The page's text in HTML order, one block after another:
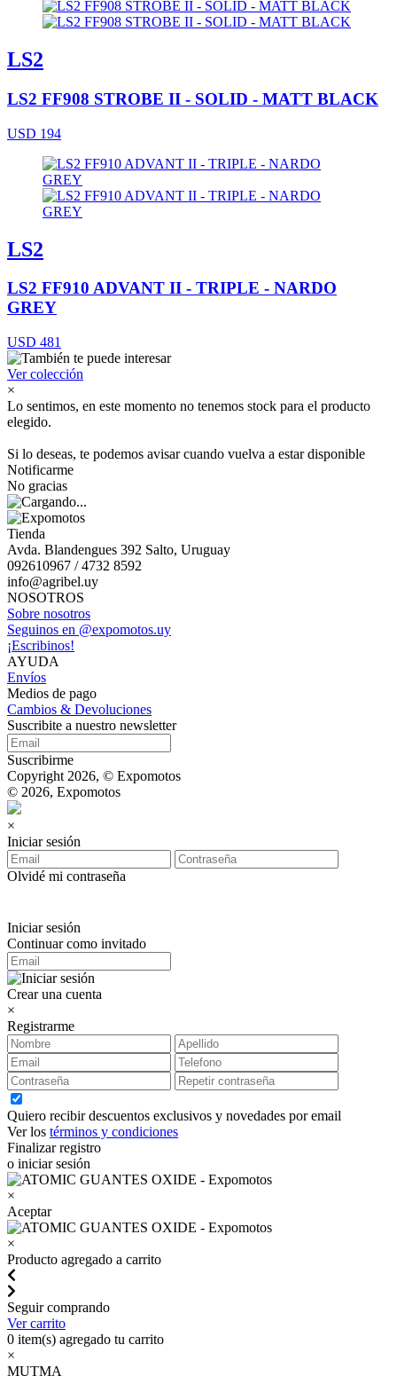
LS2
LS2 FF908 STROBE II - SOLID - MATT BLACK
USD 194
LS2
LS2 FF910 ADVANT II - TRIPLE - NARDO
GREY
USD 481
Ver colección
×
Lo sentimos, en este momento no tenemos stock para el producto
elegido.
Si lo deseas, te podemos avisar cuando vuelva a estar disponible
Notificarme
No gracias
Tienda
Avda. Blandengues 392 Salto, Uruguay
092610967 / 4732 8592
info@agribel.uy
NOSOTROS
Sobre nosotros
Seguinos en @expomotos.uy
¡Escribinos!
AYUDA
Envíos
Medios de pago
Cambios & Devoluciones
Suscribite a nuestro newsletter
Suscribirme
Copyright 2026, © Expomotos
© 2026, Expomotos
×
Iniciar sesión
Olvidé mi contraseña
Iniciar sesión
Continuar como invitado
Crear una cuenta
×
Registrarme
Quiero recibir descuentos exclusivos y novedades por email
Ver los términos y condiciones
Finalizar registro
o iniciar sesión
×
Aceptar
×
Producto agregado a carrito
Seguir comprando
Ver carrito
0 item(s) agregado tu carrito
×
MUTMA